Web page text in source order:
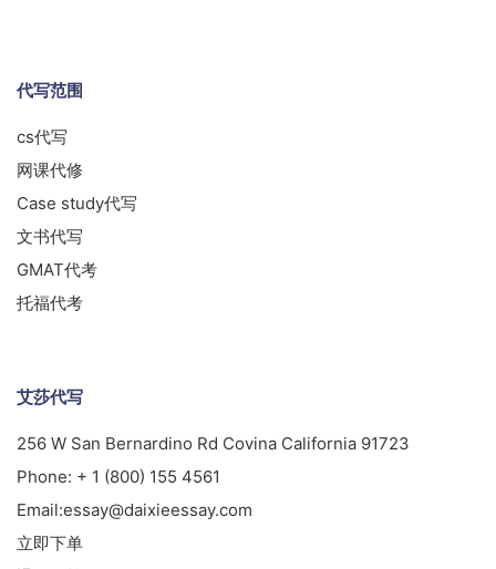
代写范围
cs代写
网课代修
Case study代写
文书代写
GMAT代考
托福代考
艾莎代写
256 W San Bernardino Rd Covina California 91723
Phone: + 1 (800) 155 4561
Email:essay@daixieessay.com
立即下单